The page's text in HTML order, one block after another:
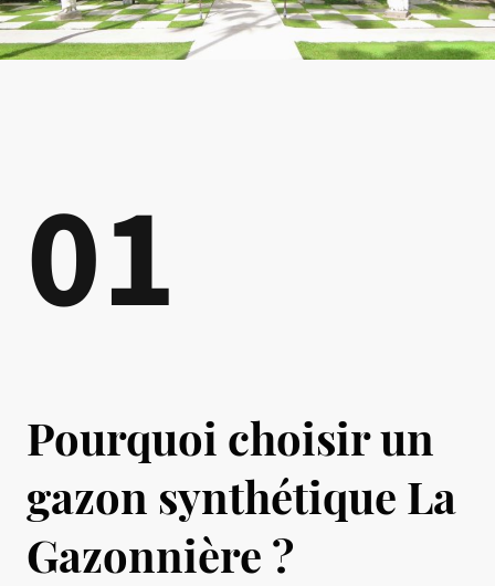
01
Pourquoi choisir un
gazon synthétique La
Gazonnière ?